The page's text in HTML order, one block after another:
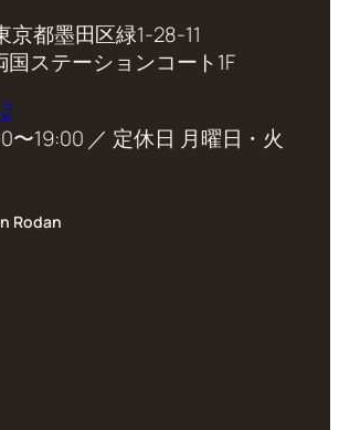
京都墨田区緑1-28-11
国ステーションコート1F
〜19:00 ／ 定休日 月曜日・火
Rodan